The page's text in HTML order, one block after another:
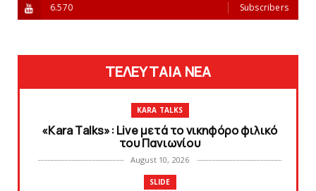
6.570 Subscribers
ΤΕΛΕΥΤΑΙΑ ΝΕΑ
KARA TALKS
«Kara Talks»: Live μετά το νικηφόρο φιλικό
του Πανιωνίου
August 10, 2026
SLIDE